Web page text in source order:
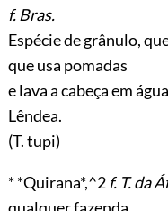
f. Bras.
Espécie de grânulo,
que usa pomadas
e lava a cabeça em
Lêndea.
(T. tupi)
* *Quirana*,^2 f. T. da
qualquer fazenda.